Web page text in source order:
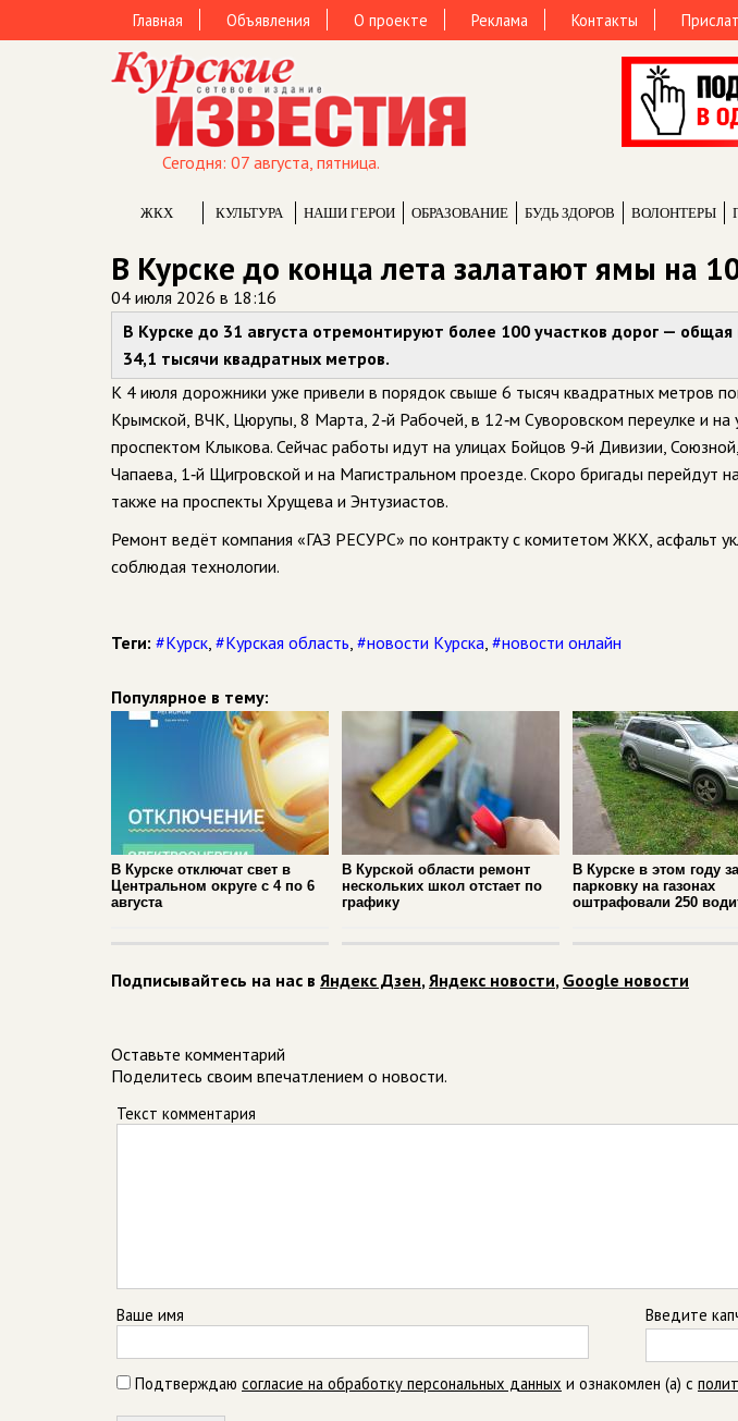
Главная Объявления О проекте Реклама Контакты
Сегодня: 07 августа, пятница.
ЖКХ КУЛЬТУРА НАШИ ГЕРОИ ОБРАЗОВАНИЕ БУДЬ ЗДОРОВ ВОЛОНТЕРЫ
В Курске до конца лета залатают ямы на
04 июля 2026 в 18:16
В Курске до 31 августа отремонтируют более 100 участков дорог —
34,1 тысячи квадратных метров.
К 4 июля дорожники уже привели в порядок свыше 6 тысяч квадратных метров
Крымской, ВЧК, Цюрупы, 8 Марта, 2‑й Рабочей, в 12‑м Суворовском переулке и на
проспектом Клыкова. Сейчас работы идут на улицах Бойцов 9‑й Дивизии,
Чапаева, 1‑й Щигровской и на Магистральном проезде. Скоро бригады перейдут
также на проспекты Хрущева и Энтузиастов.
Ремонт ведёт компания «ГАЗ РЕСУРС» по контракту с комитетом ЖКХ, асфальт
соблюдая технологии.
Теги: #Курск, #Курская область, #новости Курска, #новости онлайн
Популярное в тему:
В Курске отключат свет в
Центральном округе с 4 по 6
августа
В Курской области ремонт
нескольких школ отстает по
графику
В Курске в этом году за
парковку на газонах
оштрафовали 250
Подписывайтесь на нас в Яндекс Дзен,Яндекс новости, Google новости
Оставьте комментарий
Поделитесь своим впечатлением о новости.
Текст комментария
Ваше имя Введите
Подтверждаю согласие на обработку персональных данных и ознакомлен (а) с